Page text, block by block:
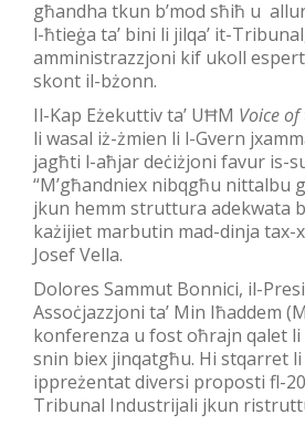
għandha tkun b’mod sħiħ u
l-ħtieġa ta’ bini li jilqa’ it-
amministrazzjoni kif ukoll
skont il-bżonn.
Il-Kap Eżekuttiv ta’ UĦM Voice
li wasal iż-żmien li l-Gvern
jagħti l-aħjar deċiżjoni favur is-
“M’għandniex nibqgħu nittalbu
jkun hemm struttura adekwata
każijiet marbutin mad-dinja tax-
Josef Vella.
Dolores Sammut Bonnici, il-
Assoċjazzjoni ta’ Min Iħaddem
konferenza u fost oħrajn qalet li
snin biex jinqatgħu. Hi stqarret
ippreżentat diversi proposti fl-
Tribunal Industrijali jkun